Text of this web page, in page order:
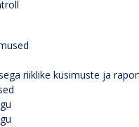
riiklike küsimuste ja